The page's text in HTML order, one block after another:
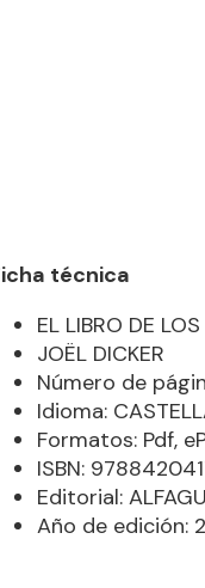
técnica
EL LIBRO DE
JOËL DICKER
Número de
Idioma:
Formatos: Pdf,
ISBN:
Editorial:
Año de edición: